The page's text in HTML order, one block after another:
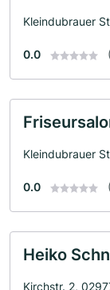
Kleindubrauer
0.0
Kleindubrauer
0.0
Heiko
Kirchstr. 2,